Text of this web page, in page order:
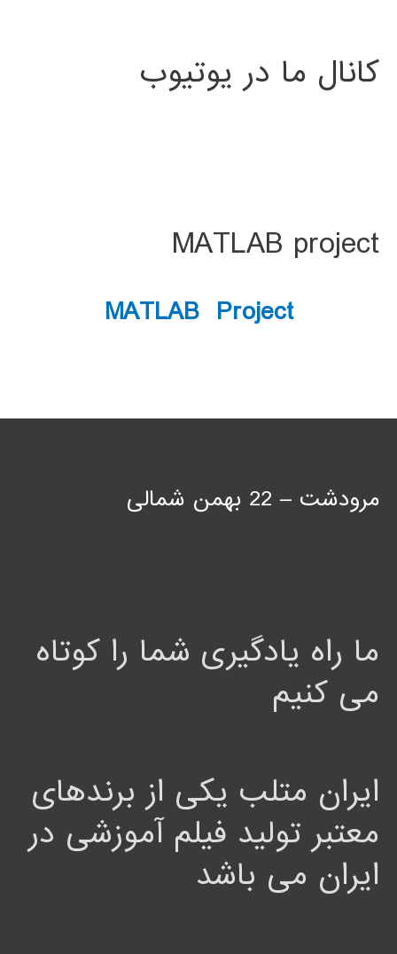
کانال ما در یوتیوب
MATLAB project
MATLAB Project
مرودشت – 22 بهمن شمالی
ما راه یادگیری شما را کوتاه
می کنیم
ایران متلب یکی از برندهای
معتبر تولید فیلم آموزشی در
ایران می باشد